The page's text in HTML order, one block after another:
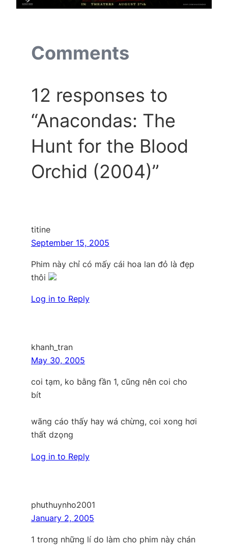
Comments
12 responses to
“Anacondas: The
Hunt for the Blood
Orchid (2004)”
titine
September 15, 2005
Phim này chỉ có mấy cái hoa lan đỏ là đẹp
thôi
Log in to Reply
khanh_tran
May 30, 2005
coi tạm, ko bằng fần 1, cũng nên coi cho
bít
wãng cáo thấy hay wá chừng, coi xong hơi
thất dzọng
Log in to Reply
phuthuynho2001
January 2, 2005
1 trong những lí do làm cho phim này chán